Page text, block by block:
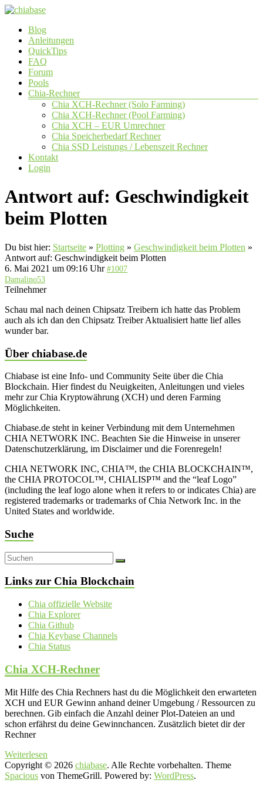
Zum
springen
chiabase
CHIA
Info-
Community
Seite
Menü
Blog
Anleitungen
QuickTips
FAQ
Forum
Pools
Chia-Rechner
Chia XCH-Rechner (Solo Farming)
Chia XCH-Rechner (Pool Farming)
Chia XCH – EUR Umrechner
Chia Speicherbedarf Rechner
Chia SSD Leistungs / Lebenszeit Rechner
Kontakt
Login
Antwort auf: Geschwindigkeit
beim Plotten
Du bist hier: Startseite » Plotting » Geschwindigkeit beim Plotten »
Antwort auf: Geschwindigkeit beim Plotten
6. Mai 2021 um 09:16 Uhr #1007
Damalino53
Teilnehmer
Schau mal nach deinen Chipsatz Treibern ich hatte das Problem
auch als ich dan den Chipsatz Treiber Aktualisiert hatte lief alles
wunder bar.
Über chiabase.de
Chiabase ist eine Info- und Community Seite über die Chia
Blockchain. Hier findest du Neuigkeiten, Anleitungen und vieles
mehr zur Chia Kryptowährung (XCH) und deren Farming
Möglichkeiten.
Chiabase.de steht in keiner Verbindung mit dem Unternehmen
CHIA NETWORK INC. Beachten Sie die Hinweise in unserer
Datenschutzerklärung, im Disclaimer und die Forenregeln!
CHIA NETWORK INC, CHIA™, the CHIA BLOCKCHAIN™,
the CHIA PROTOCOL™, CHIALISP™ and the “leaf Logo”
(including the leaf logo alone when it refers to or indicates Chia) are
registered trademarks or trademarks of Chia Network Inc. in the
United States and worldwide.
Suche
Links zur Chia Blockchain
Chia offizielle Website
Chia Explorer
Chia Github
Chia Keybase Channels
Chia Status
Chia XCH-Rechner
Mit Hilfe des Chia Rechners hast du die Möglichkeit den erwarteten
XCH und EUR Gewinn anhand deiner Umgebung / Ressourcen zu
berechnen. Gib einfach die Anzahl deiner Plot-Dateien an und
schon erfährst du deine Gewinnchancen. Zusätzlich bietet dir der
Rechner
Weiterlesen
Copyright © 2026 chiabase. Alle Rechte vorbehalten. Theme
Spacious von ThemeGrill. Powered by: WordPress.